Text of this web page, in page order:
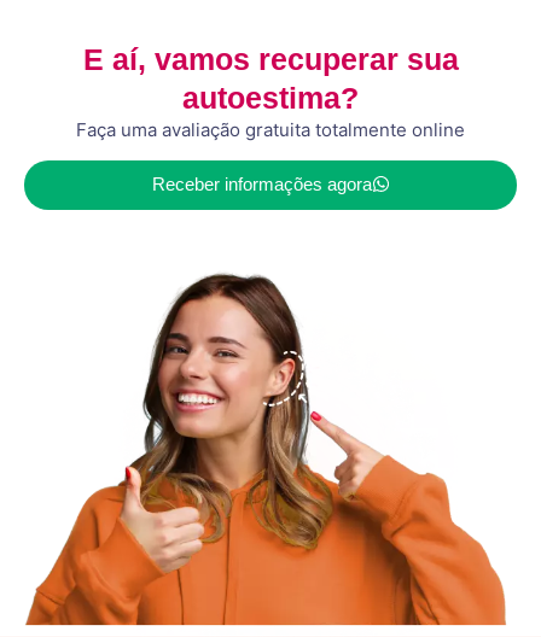
E aí, vamos recuperar sua
autoestima?
Faça uma avaliação gratuita totalmente online
Receber informações agora